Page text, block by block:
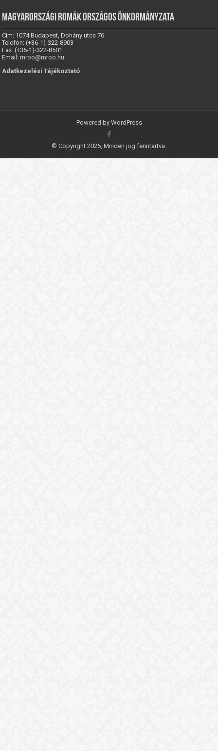
Magyarországi Romák Országos Önkormányzata
Cím: 1074 Budapest, Dohány utca 76.
Telefon: (+36-1)-322-8903
Fax: (+36-1)-322-8501
Email:mroo@mroo.hu
Adatkezelési Tájékoztató
Powered by WordPress
© Copyright 2026, Minden jog fenntartva.